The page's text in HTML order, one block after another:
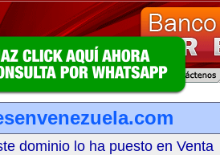
dominio lo ha puesto en Venta